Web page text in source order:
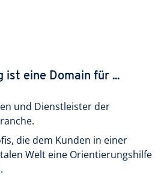
ist eine Domain für ...
und Dienstleister der
die dem Kunden in einer
Welt eine Orientierungshilfe